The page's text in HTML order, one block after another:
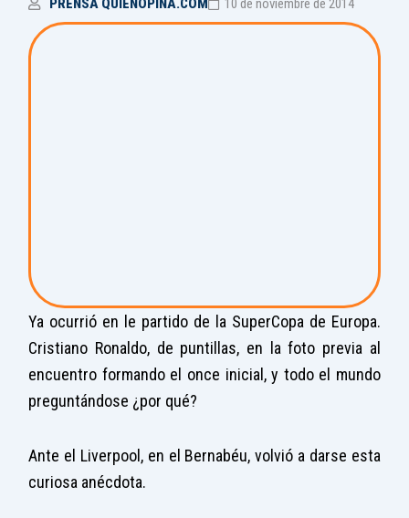
Ya ocurrió en le partido de la SuperCopa de Europa.
Cristiano Ronaldo, de puntillas, en la foto previa al
encuentro formando el once inicial, y todo el mundo
preguntándose ¿por qué?
Ante el Liverpool, en el Bernabéu, volvió a darse esta
curiosa anécdota.